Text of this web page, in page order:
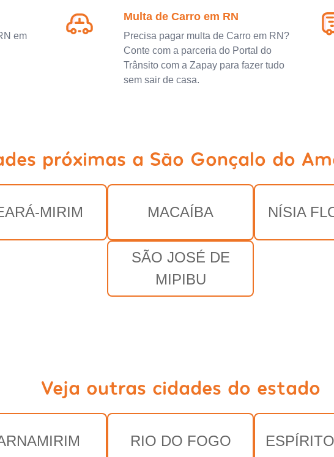
em
Multa de Carro em RN
Precisa pagar multa de Carro em RN?
Conte com a parceria do Portal do
Trânsito com a Zapay para fazer tudo
sem sair de casa.
próximas a São Gonçalo do
MIRIM MACAÍBA NÍSIA
SÃO JOSÉ DE
MIPIBU
Veja outras cidades do estado
RIO DO FOGO